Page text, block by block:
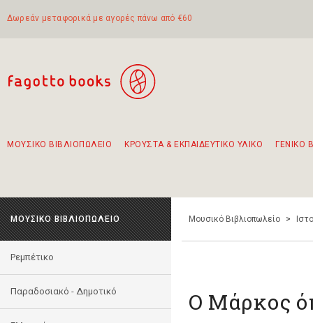
Δωρεάν μεταφορικά με αγορές πάνω από €60
ΜΟΥΣΙΚΟ ΒΙΒΛΙΟΠΩΛΕΙΟ ΚΡΟΥΣΤΑ & ΕΚΠΑΙΔΕΥΤΙΚΟ ΥΛΙΚΟ ΓΕΝΙΚΟ
ΜΟΥΣΙΚΟ ΒΙΒΛΙΟΠΩΛΕΙΟ
Ρεμπέτικο
Παραδοσιακό - Δημοτικό
Μουσικό Βιβλιοπωλείο >
Ο Μάρκος